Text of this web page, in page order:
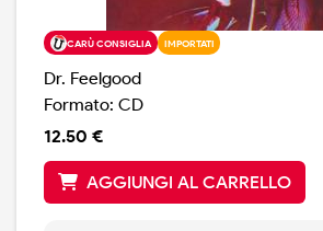
CARÙ CONSIGLIA IMPORTATI
Dr. Feelgood
Formato: CD
12.50 €
AGGIUNGI AL CARRELLO